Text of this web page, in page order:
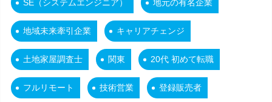
SE（システムエンジニア） 地元の有名企業
地域未来牽引企業 キャリアチェンジ
土地家屋調査士 関東 20代 初めて転職
フルリモート 技術営業 登録販売者